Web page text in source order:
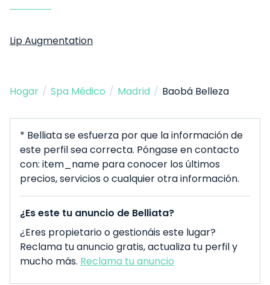
Lip Augmentation
Hogar / Spa Médico / Madrid / Baobá Belleza
* Belliata se esfuerza por que la información de
este perfil sea correcta. Póngase en contacto
con: item_name para conocer los últimos
precios, servicios o cualquier otra información.
¿Es este tu anuncio de Belliata?
¿Eres propietario o gestionáis este lugar?
Reclama tu anuncio gratis, actualiza tu perfil y
mucho más. Reclama tu anuncio